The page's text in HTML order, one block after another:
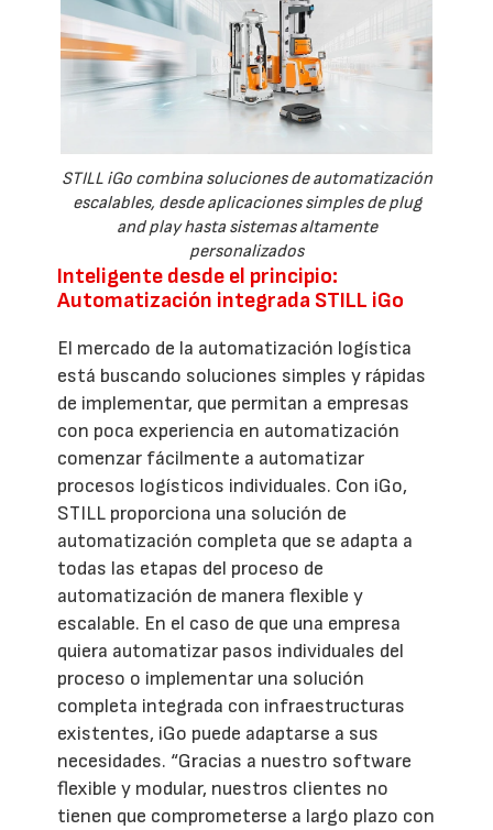
STILL iGo combina soluciones de automatización
escalables, desde aplicaciones simples de plug
and play hasta sistemas altamente
personalizados
Inteligente desde el principio:
Automatización integrada STILL iGo
El mercado de la automatización logística
está buscando soluciones simples y rápidas
de implementar, que permitan a empresas
con poca experiencia en automatización
comenzar fácilmente a automatizar
procesos logísticos individuales. Con iGo,
STILL proporciona una solución de
automatización completa que se adapta a
todas las etapas del proceso de
automatización de manera flexible y
escalable. En el caso de que una empresa
quiera automatizar pasos individuales del
proceso o implementar una solución
completa integrada con infraestructuras
existentes, iGo puede adaptarse a sus
necesidades. “Gracias a nuestro software
flexible y modular, nuestros clientes no
tienen que comprometerse a largo plazo con